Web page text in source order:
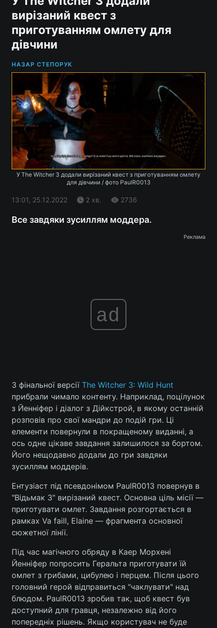
вирізаний квест з
приготуванням омлету для
дівчини
НАЗАР СТЕПОРУК
У The Witcher 3 додали вирізаний квест з приготуванням омлету
для дівчини / фото PaulR0013
13:01, 25.12.2022 2 хв. 2736
Все завдяки зусиллям моддера.
Реклама
ad
З фінальної версії The Witcher 3: Wild Hunt
прибрали чимало контенту. Наприклад, поцілунок
з Йенніфер і діалог з Дійкстрой, в якому останній
розповів про свої мандри до подій гри. Ці
елементи повернули в покращеному виданні, а
ось одне цікаве завдання залишилося за бортом.
Його нещодавно додали до гри завдяки
зусиллям моддерів.
Ентузіаст під псевдонімом PaulR0013 повернув в
"Відьмак 3" вирізаний квест. Основна ціль місії —
приготувати омлет. Завдання розгортається в
рамках Va faill, Elaine — фрагмента основної
сюжетної лінії.
Під час магічного обряду в Каер Морхені
Йенніфер попросить Геральта приготувати їй
омлет з грибами, цибулею і перцем. Після цього
головний герой відправиться "чаклувати" над
блюдом. PaulR0013 зробив так, щоб квест був
доступний для гравця, незалежно від його
попередніх рішень. Якщо користувач не буде